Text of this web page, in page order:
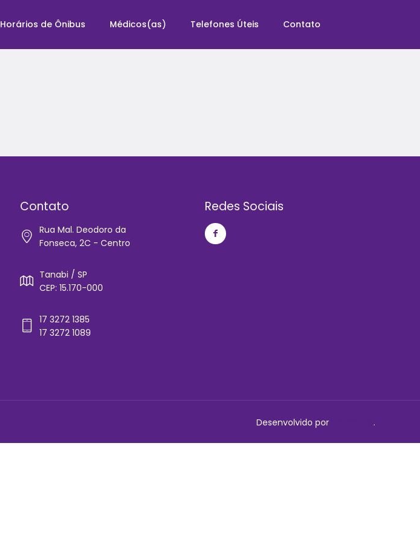
Horários de Ônibus Médicos(as) Telefones Úteis Contato
Contato
Rua Mal. Deodoro da
Fonseca, 2C - Centro
Tanabi / SP
CEP: 15.170-000
17 3272 1385
17 3272 1089
Redes Sociais
Desenvolvido por .